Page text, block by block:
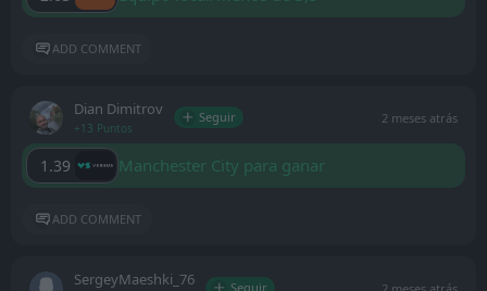
ADD COMMENT
Dian Dimitrov
+13 Puntos
Seguir 2 meses atrás
1.39 Manchester City para ganar
ADD COMMENT
SergeyMaeshki_76 Seguir